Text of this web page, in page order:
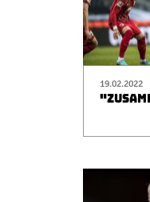
19.02.2022